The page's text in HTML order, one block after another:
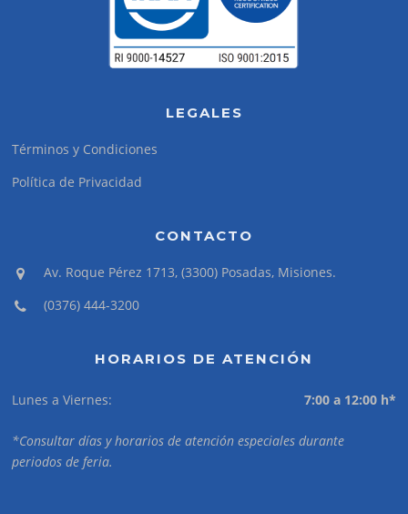
LEGALES
Términos y Condiciones
Política de Privacidad
CONTACTO
Av. Roque Pérez 1713, (3300) Posadas, Misiones.
(0376) 444-3200
HORARIOS DE ATENCIÓN
Lunes a Viernes: 7:00 a 12:00 h*
*Consultar días y horarios de atención especiales durante
periodos de feria.